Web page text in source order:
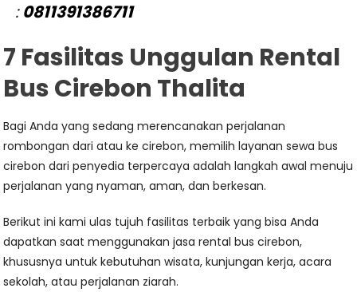
:0811391386711
7 Fasilitas Unggulan Rental
Bus Cirebon Thalita
Bagi Anda yang sedang merencanakan perjalanan
rombongan dari atau ke cirebon, memilih layanan sewa bus
cirebon dari penyedia terpercaya adalah langkah awal menuju
perjalanan yang nyaman, aman, dan berkesan.
Berikut ini kami ulas tujuh fasilitas terbaik yang bisa Anda
dapatkan saat menggunakan jasa rental bus cirebon,
khususnya untuk kebutuhan wisata, kunjungan kerja, acara
sekolah, atau perjalanan ziarah.